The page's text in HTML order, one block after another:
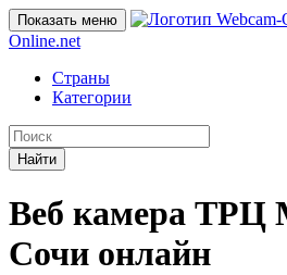
Показать меню
Online.net
Страны
Категории
Найти
Веб камера ТРЦ
Сочи онлайн